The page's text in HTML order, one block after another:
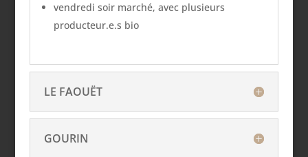
vendredi soir marché, avec plusieurs
producteur.e.s bio
LE FAOUËT
GOURIN